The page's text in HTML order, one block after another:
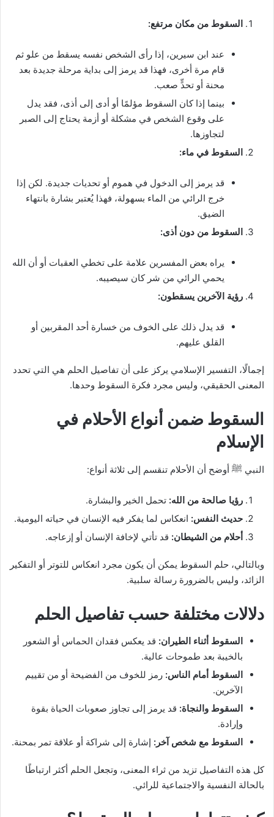
السقوط من مكان مرتفع:
عند ابن سيرين، إذا رأى الشخص نفسه يسقط من علو ثم
قام مرة أخرى، فهذا قد يرمز إلى بداية مرحلة جديدة بعد
محنة أو تحدٍّ صعب.
بينما إذا كان السقوط مؤلمًا أو أدى إلى أذى، فقد يدل
على وقوع الشخص في مشكلة أو أزمة يحتاج إلى الصبر
لتجاوزها.
السقوط في ماء:
قد يرمز إلى الدخول في هموم أو تحديات جديدة. لكن إذا
خرج الرائي من الماء بسهولة، فهذا يُعتبر بشارة بانتهاء
الضيق.
السقوط من دون أذى:
يراه بعض المفسرين علامة على تخطي العقبات أو أن الله
يحمي الرائي من شر كان سيصيبه.
رؤية الآخرين يسقطون:
قد يدل ذلك على الخوف من خسارة أحد المقربين أو
القلق عليهم.
إجمالًا، التفسير الإسلامي يركز على أن تفاصيل الحلم هي التي تحدد
المعنى الحقيقي، وليس مجرد فكرة السقوط وحدها.
السقوط ضمن أنواع الأحلام في
الإسلام
النبي ﷺ أوضح أن الأحلام تنقسم إلى ثلاثة أنواع:
رؤيا صالحة من الله: تحمل الخير والبشارة.
حديث النفس: انعكاس لما يفكر فيه الإنسان في حياته اليومية.
أحلام من الشيطان: قد تأتي لإخافة الإنسان أو إزعاجه.
وبالتالي، حلم السقوط يمكن أن يكون مجرد انعكاس للتوتر أو التفكير
الزائد، وليس بالضرورة رسالة سلبية.
دلالات مختلفة حسب تفاصيل الحلم
السقوط أثناء الطيران: قد يعكس فقدان الحماس أو الشعور
بالخيبة بعد طموحات عالية.
السقوط أمام الناس: رمز للخوف من الفضيحة أو من تقييم
الآخرين.
السقوط والنجاة: قد يرمز إلى تجاوز صعوبات الحياة بقوة
وإرادة.
السقوط مع شخص آخر: إشارة إلى شراكة أو علاقة تمر بمحنة.
كل هذه التفاصيل تزيد من ثراء المعنى، وتجعل الحلم أكثر ارتباطًا
بالحالة النفسية والاجتماعية للرائي.